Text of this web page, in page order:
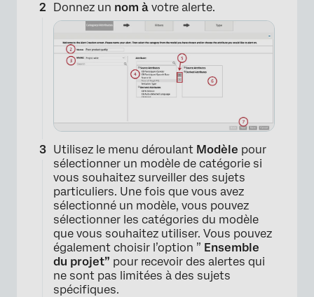
Donnez un nom à votre alerte.
Utilisez le menu déroulant Modèle pour
sélectionner un modèle de catégorie si
vous souhaitez surveiller des sujets
particuliers. Une fois que vous avez
sélectionné un modèle, vous pouvez
sélectionner les catégories du modèle
que vous souhaitez utiliser. Vous pouvez
également choisir l’option ” Ensemble
du projet” pour recevoir des alertes qui
ne sont pas limitées à des sujets
spécifiques.